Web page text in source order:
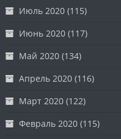
Июль 2020 (115)
Июнь 2020 (117)
Май 2020 (134)
Апрель 2020 (116)
Март 2020 (122)
Февраль 2020 (115)